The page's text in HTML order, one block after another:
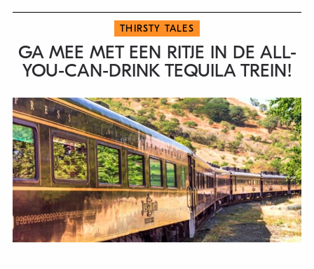
THIRSTY TALES
GA MEE MET EEN RITJE IN DE ALL-
YOU-CAN-DRINK TEQUILA TREIN!